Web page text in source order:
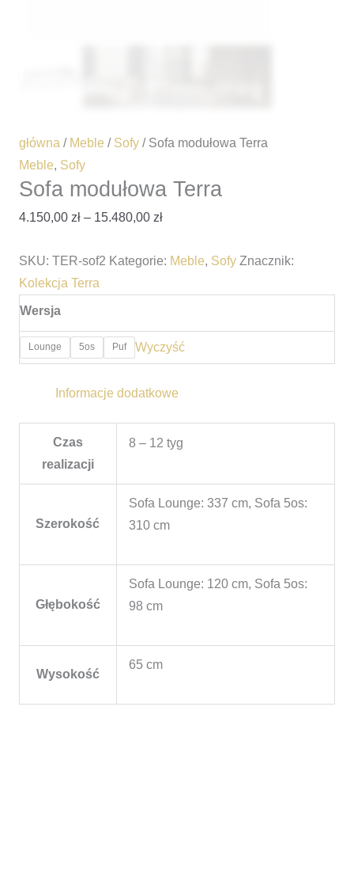
główna / Meble / Sofy/ Sofa modułowa Terra
Meble, Sofy
Sofa modułowa Terra
4.150,00 zł – 15.480,00 zł
SKU: TER-sof2 Kategorie: Meble, Sofy Znacznik:
Kolekcja Terra
Wersja
Lounge 5os Puf Wyczyść
Informacje dodatkowe
Czas
realizacji
8 – 12 tyg
Szerokość
Sofa Lounge: 337 cm, Sofa 5os:
310 cm
Głębokość
Sofa Lounge: 120 cm, Sofa 5os:
98 cm
Wysokość
65 cm